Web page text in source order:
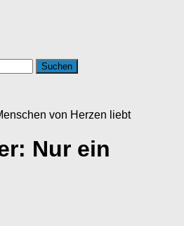
von Herzen liebt
Nur ein